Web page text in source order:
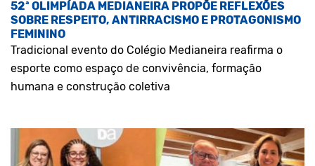
52ª OLIMPÍADA MEDIANEIRA PROPÕE REFLEXÕES
SOBRE RESPEITO, ANTIRRACISMO E PROTAGONISMO
FEMININO
Tradicional evento do Colégio Medianeira reafirma o
esporte como espaço de convivência, formação
humana e construção coletiva